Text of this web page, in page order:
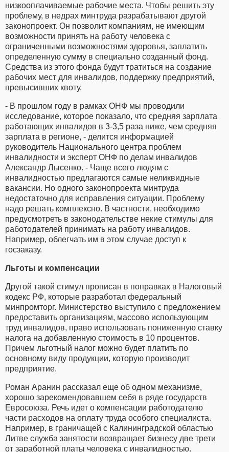
низкооплачиваемые рабочие места. Чтобы решить эту
проблему, в недрах минтруда разрабатывают другой
законопроект. Он позволит компаниям, не имеющим
возможности принять на работу человека с
ограниченными возможностями здоровья, заплатить
определенную сумму в специально созданный фонд.
Средства из этого фонда будут тратиться на создание
рабочих мест для инвалидов, поддержку предприятий,
превысивших квоту.
- В прошлом году в рамках ОНФ мы проводили
исследование, которое показало, что средняя зарплата
работающих инвалидов в 3-3,5 раза ниже, чем средняя
зарплата в регионе, - делится информацией
руководитель Национального центра проблем
инвалидности и эксперт ОНФ по делам инвалидов
Александр Лысенко. - Чаще всего людям с
инвалидностью предлагаются самые неликвидные
вакансии. Но одного законопроекта минтруда
недостаточно для исправления ситуации. Проблему
надо решать комплексно. В частности, необходимо
предусмотреть в законодательстве некие стимулы для
работодателей принимать на работу инвалидов.
Например, облегчать им в этом случае доступ к
госзаказу.
Льготы и компенсации
Другой такой стимул прописан в поправках в Налоговый
кодекс РФ, которые разработал федеральный
минпромторг. Министерство выступило с предложением
предоставить организациям, массово использующим
труд инвалидов, право использовать пониженную ставку
налога на добавленную стоимость в 10 процентов.
Причем льготный налог можно будет платить по
основному виду продукции, которую производит
предприятие.
Роман Аранин рассказал еще об одном механизме,
хорошо зарекомендовавшем себя в ряде государств
Евросоюза. Речь идет о компенсации работодателю
части расходов на оплату труда особого специалиста.
Например, в граничащей с Калининградской областью
Литве служба занятости возвращает бизнесу две трети
от заработной платы человека с инвалидностью.